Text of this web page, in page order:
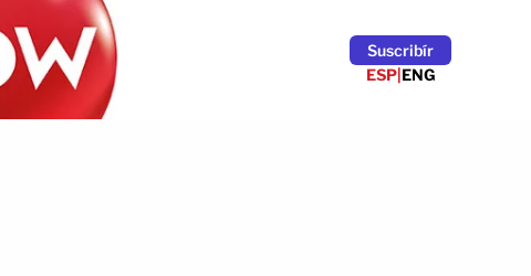
Suscribír
ESP|ENG